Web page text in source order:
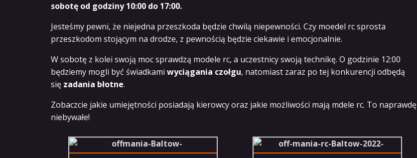
sobotę od godziny 10:00 do 17:00.
Jesteśmy pewni, że niejedna przeszkoda będzie chwilą niepewności. Czy moedel rc sprosta
przeszkodom stojącym na drodze, z pewnością będzie ciekawie i emocjonalnie.
W sobotę z kolei swoją moc sprawdzą modele rc, a uczestnicy swoją technikę. O godzinie 12:00
będziemy mogli być świadkami wyciągania czołgu, natomiast zaraz po tej konkurencji odbędą
się zadania błotne.
Zobaczcie jakie umiejętności posiadają kierowcy oraz jakie możliwości mają mdele rc. To naprawdę
niebywałe!